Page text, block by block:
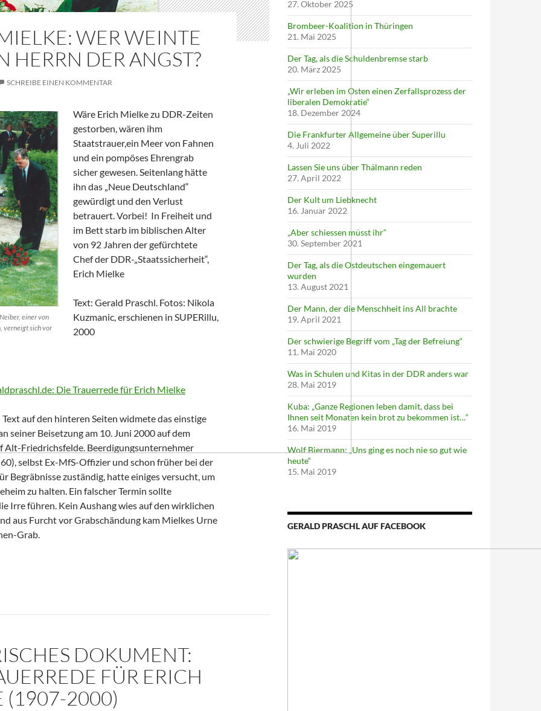
WER WEINTE
HERRN DER ANGST?
SCHREIBE EINEN KOMMENTAR
einer von
verneigt sich vor
Wäre Erich Mielke zu DDR-Zeiten
gestorben, wären ihm
Staatstrauer,ein Meer von Fahnen
und ein pompöses Ehrengrab
sicher gewesen. Seitenlang hätte
ihn das „Neue Deutschland“
gewürdigt und den Verlust
betrauert. Vorbei! In Freiheit und
im Bett starb im biblischen Alter
von 92 Jahren der gefürchtete
Chef der DDR-„Staatssicherheit“,
Erich Mielke
Text: Gerald Praschl. Fotos: Nikola
Kuzmanic, erschienen in SUPERillu,
2000
Die Trauerrede für Erich Mielke
auf den hinteren Seiten widmete das einstige
seiner Beisetzung am 10. Juni 2000 auf dem
Alt-Friedrichsfelde. Beerdigungsunternehmer
selbst Ex-MfS-Offizier und schon früher bei der
Begräbnisse zuständig, hatte einiges versucht, um
zu halten. Ein falscher Termin sollte
Irre führen. Kein Aushang wies auf den wirklichen
aus Furcht vor Grabschändung kam Mielkes Urne
Grab.
weinte um den Herrn der Angst?
DOKUMENT:
FÜR ERICH
(1907-2000)
27. Oktober 2025
Brombeer-Koalition in Thüringen
21. Mai 2025
Der Tag, als die Schuldenbremse starb
20. März 2025
„Wir erleben im Osten einen Zerfallsprozess der
liberalen Demokratie“
18. Dezember 2024
Die Frankfurter Allgemeine über Superillu
4. Juli 2022
Lassen Sie uns über Thälmann reden
27. April 2022
Der Kult um Liebknecht
16. Januar 2022
„Aber schiessen müsst ihr“
30. September 2021
Der Tag, als die Ostdeutschen eingemauert
wurden
13. August 2021
Der Mann, der die Menschheit ins All brachte
19. April 2021
Der schwierige Begriff vom „Tag der Befreiung“
11. Mai 2020
Was in Schulen und Kitas in der DDR anders war
28. Mai 2019
Kuba: „Ganze Regionen leben damit, dass bei
Ihnen seit Monaten kein brot zu bekommen ist…“
16. Mai 2019
Wolf Biermann: „Uns ging es noch nie so gut wie
heute“
15. Mai 2019
GERALD PRASCHL AUF FACEBOOK